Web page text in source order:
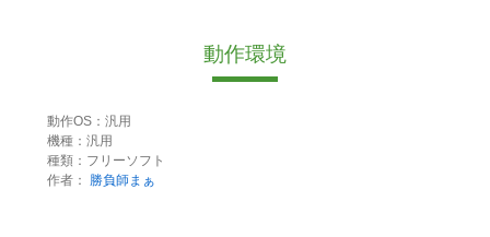
動作環境
動作OS：汎用
機種：汎用
種類：フリーソフト
作者：
勝負師まぁ